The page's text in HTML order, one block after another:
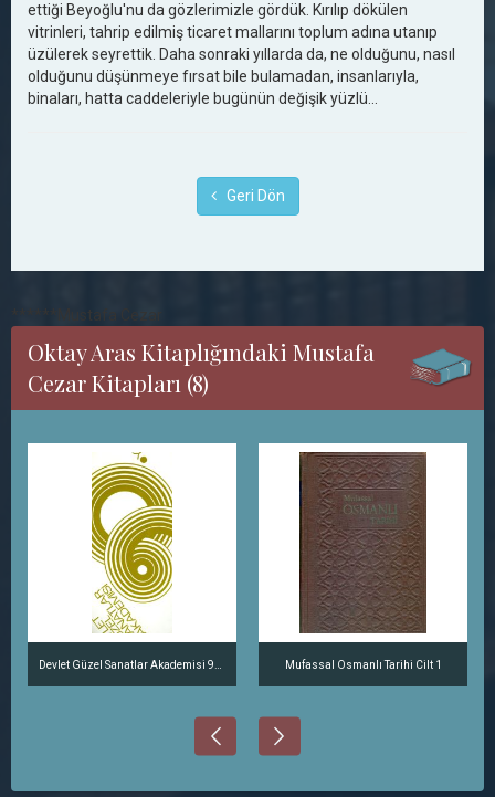
ettiği Beyoğlu'nu da gözlerimizle gördük. Kırılıp dökülen
vitrinleri, tahrip edilmiş ticaret mallarını toplum adına utanıp
üzülerek seyrettik. Daha sonraki yıllarda da, ne olduğunu, nasıl
olduğunu düşünmeye fırsat bile bulamadan, insanlarıyla,
binaları, hatta caddeleriyle bugünün değişik yüzlü...
Geri Dön
Oktay Aras Kitaplığındaki Mustafa
Cezar Kitapları (8)
Mufassal Osmanlı Tarihi Cilt 1